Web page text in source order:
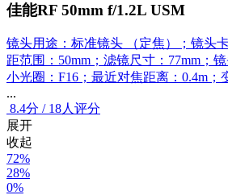
佳能RF 50mm f/1.2L USM
镜头用途：标准镜头 （定焦）；镜头
距范围：50mm；滤镜尺寸：77mm；
小光圈：F16；最近对焦距离：0.4m；
...
8.4分 / 18人评分
展开
收起
72%
28%
0%